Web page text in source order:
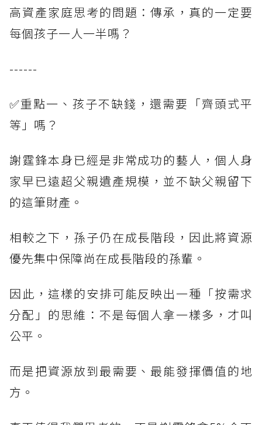
高資產家庭思考的問題：傳承，真的一定要
每個孩子一人一半嗎？
------
✅重點一、孩子不缺錢，還需要「齊頭式平
等」嗎？
謝霆鋒本身已經是非常成功的藝人，個人身
家早已遠超父親遺產規模，並不缺父親留下
的這筆財產。
相較之下，孫子仍在成長階段，因此將資源
優先集中保障尚在成長階段的孫輩。
因此，這樣的安排可能反映出一種「按需求
分配」的思維：不是每個人拿一樣多，才叫
公平。
而是把資源放到最需要、最能發揮價值的地
方。